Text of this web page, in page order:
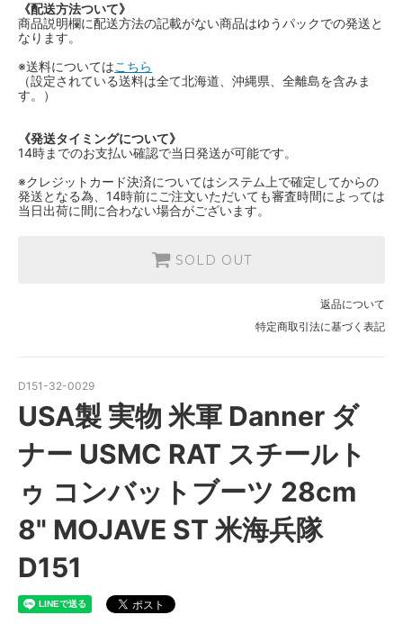
《配送方法ついて》
商品説明欄に配送方法の記載がない商品はゆうパックでの発送と
なります。
※送料についてはこちら
（設定されている送料は全て北海道、沖縄県、全離島を含みま
す。）
《発送タイミングについて》
14時までのお支払い確認で当日発送が可能です。
※クレジットカード決済についてはシステム上で確定してからの
発送となる為、14時前にご注文いただいても審査時間によっては
当日出荷に間に合わない場合がございます。
SOLD OUT
返品について
特定商取引法に基づく表記
D151-32-0029
USA製 実物 米軍 Danner ダ
ナー USMC RAT スチールト
ゥ コンバットブーツ 28cm
8" MOJAVE ST 米海兵隊
D151